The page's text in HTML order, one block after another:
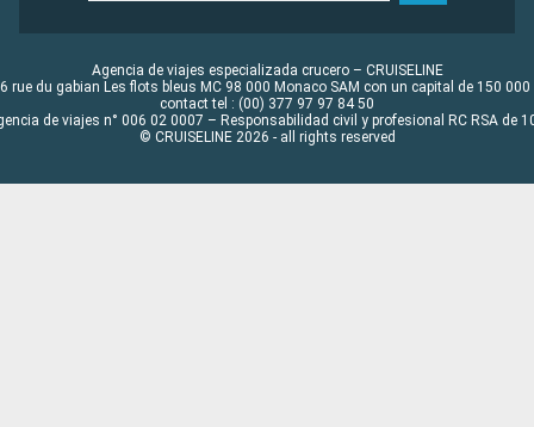
Agencia de viajes especializada crucero – CRUISELINE
rue du gabian Les flots bleus MC 98 000 Monaco SAM con un capital de 150 000
contact tel : (00) 377 97 97 84 50
de viajes n° 006 02 0007 – Responsabilidad civil y profesional RC RSA de
© CRUISELINE 2026 - all rights reserved